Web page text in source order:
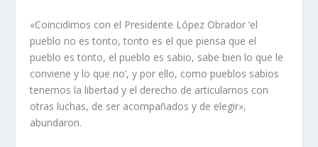
«Coincidimos con el Presidente López Obrador ‘el
pueblo no es tonto, tonto es el que piensa que el
pueblo es tonto, el pueblo es sabio, sabe bien lo que le
conviene y lo que no’, y por ello, como pueblos sabios
tenemos la libertad y el derecho de articularnos con
otras luchas, de ser acompañados y de elegir»,
abundaron.